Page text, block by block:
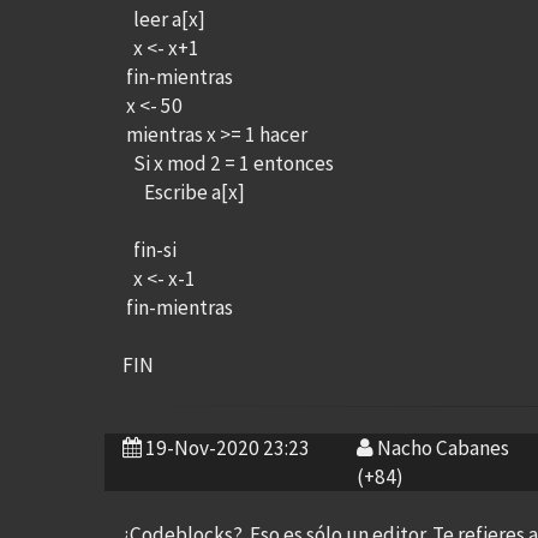
leer a[x]
x <- x+1
fin-mientras
x <- 50
mientras x >= 1 hacer
Si x mod 2 = 1 entonces
Escribe a[x]
fin-si
x <- x-1
fin-mientras
FIN
19-Nov-2020 23:23
Nacho Cabanes
(+84)